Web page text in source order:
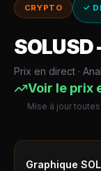
CRYPTO ✓
SOLUSD
Prix en direct ·
Voir le prix
Mise à jour
Graphique